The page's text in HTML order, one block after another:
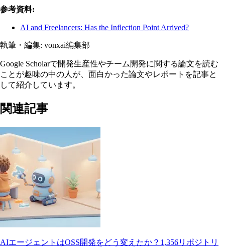
参考資料:
AI and Freelancers: Has the Inflection Point Arrived?
執筆・編集: vonxai編集部
Google Scholarで開発生産性やチーム開発に関する論文を読む
ことが趣味の中の人が、面白かった論文やレポートを記事と
して紹介しています。
関連記事
AIエージェントはOSS開発をどう変えたか？1,356リポジトリ